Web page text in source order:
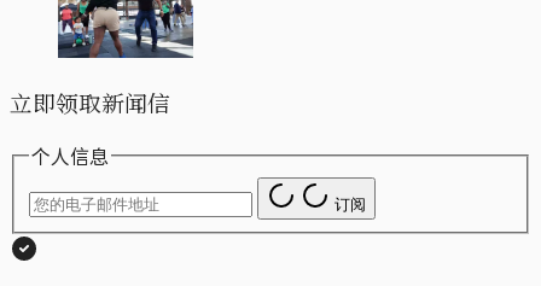
立即领取新闻信
个人信息
订阅